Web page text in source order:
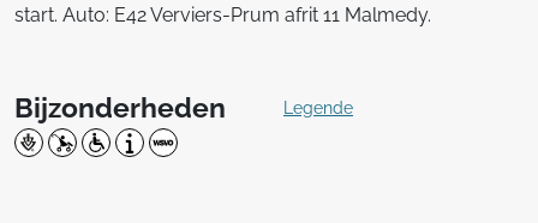
start. Auto: E42 Verviers-Prum afrit 11 Malmedy.
Bijzonderheden Legende